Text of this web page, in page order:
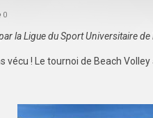
0
la Ligue du Sport Universitaire de
vécu ! Le tournoi de Beach Volley